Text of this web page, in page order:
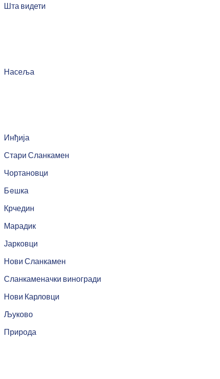
Шта видети
Насеља
Инђија
Стари Сланкамен
Чортановци
Бeшка
Крчедин
Марадик
Јарковци
Нови Сланкамен
Сланкаменачки виногради
Нови Карловци
Љуково
Природа